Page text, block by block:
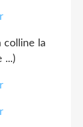
colline la
...)